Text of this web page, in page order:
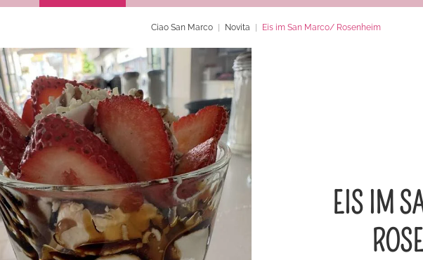
Ciao San Marco Novita Eis im San Marco/ Rosenheim
EIS IM